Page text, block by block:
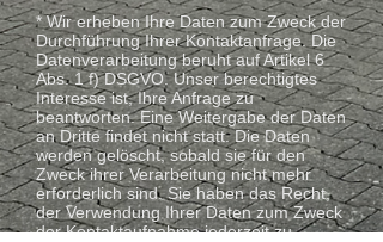
* Wir erheben Ihre Daten zum Zweck der
Durchführung Ihrer Kontaktanfrage. Die
Datenverarbeitung beruht auf Artikel 6
Abs. 1 f) DSGVO. Unser berechtigtes
Interesse ist, Ihre Anfrage zu
beantworten. Eine Weitergabe der Daten
an Dritte findet nicht statt. Die Daten
werden gelöscht, sobald sie für den
Zweck ihrer Verarbeitung nicht mehr
erforderlich sind. Sie haben das Recht,
der Verwendung Ihrer Daten zum Zweck
der Kontaktaufnahme jederzeit zu